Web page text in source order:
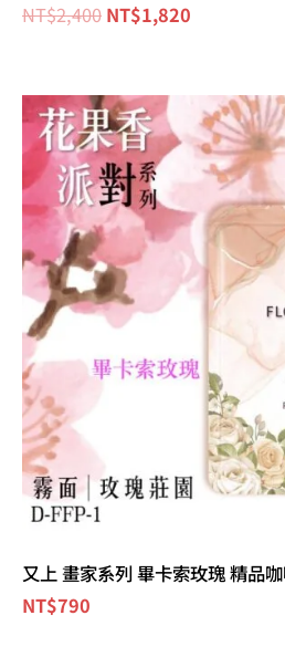
NT$2,400 NT$1,820
又上 畫家系列 畢卡索玫瑰 精品
NT$790